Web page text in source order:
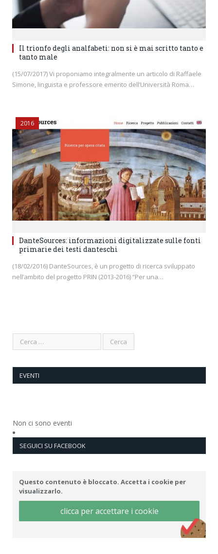
Il trionfo degli analfabeti: non si è mai scritto tanto e
tanto male
(15/07/2017) Vi proponiamo integralmente un articolo di Raffaele
Simone, linguista e professore emerito dell’Università Roma…
2016
DanteSources: informazioni digitalizzate sulle fonti
primarie dei testi danteschi
(18/02/2016) DanteSources, è un progetto di ricerca sviluppato
nell’ambito del progetto PRIN (2013-2016) “Per una…
EVENTI
Non ci sono eventi
SEGUICI SU FACEBOOK
Questo contenuto è bloccato. Accetta i cookie per
visualizzarlo.
clicca per accettare i cookie